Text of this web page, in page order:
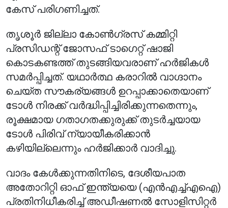
കേസ് പരിഗണിച്ചത്.
തൃശൂർ ജില്ലാ കോൺഗ്രസ് കമ്മിറ്റി
പ്രസിഡന്റ് ജോസഫ് ടാഗെറ്റ് ഷാജി
കൊടകണ്ടത്ത് തുടങ്ങിയവരാണ് ഹർജികൾ
സമർപ്പിച്ചത്. യഥാർത്ഥ കരാറിൽ വാഗ്ദാനം
ചെയ്ത സൗകര്യങ്ങൾ ഉറപ്പാക്കാതെയാണ്
ടോൾ നിരക്ക് വർദ്ധിപ്പിച്ചിരിക്കുന്നതെന്നും,
രൂക്ഷമായ ഗതാഗതക്കുരുക്ക് തുടർച്ചയായ
ടോൾ പിരിവ് ന്യായീകരിക്കാൻ
കഴിയില്ലെന്നും ഹർജിക്കാർ വാദിച്ചു.
വാദം കേൾക്കുന്നതിനിടെ, ദേശീയപാത
അതോറിറ്റി ഓഫ് ഇന്ത്യയെ (എൻ‌എച്ച്‌എ‌ഐ)
പ്രതിനിധീകരിച്ച് അഡീഷണൽ സോളിസിറ്റർ